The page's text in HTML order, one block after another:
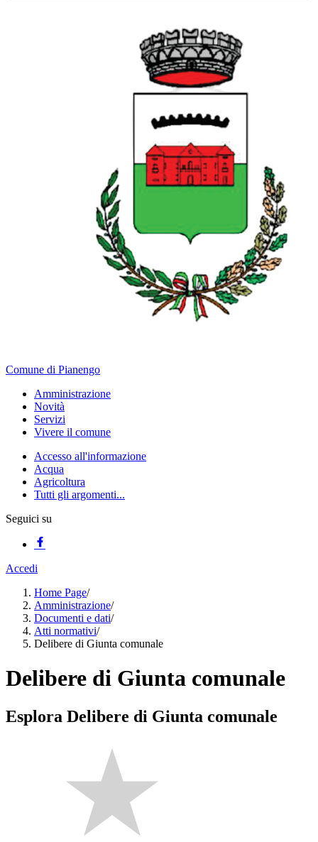
Comune di Pianengo
Amministrazione
Novità
Servizi
Vivere il comune
Accesso all'informazione
Acqua
Agricoltura
Tutti gli argomenti...
Seguici su
Accedi
Home Page/
Amministrazione/
Documenti e dati/
Atti normativi/
Delibere di Giunta comunale
Delibere di Giunta comunale
Esplora Delibere di Giunta comunale